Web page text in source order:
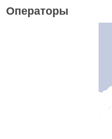
Операторы